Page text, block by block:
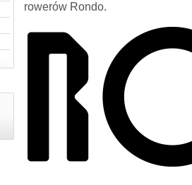
rowerów Rondo.